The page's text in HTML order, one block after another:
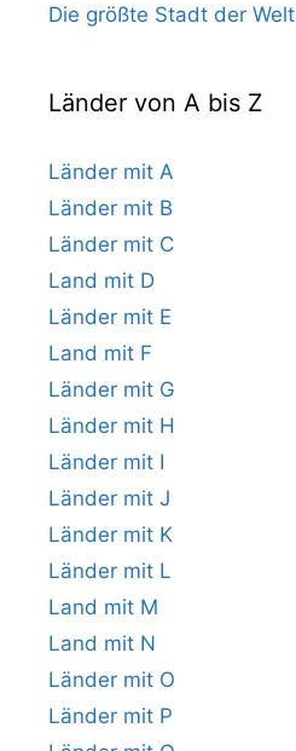
Die größte Stadt der Welt
Länder von A bis Z
Länder mit A
Länder mit B
Länder mit C
Land mit D
Länder mit E
Land mit F
Länder mit G
Länder mit H
Länder mit I
Länder mit J
Länder mit K
Länder mit L
Land mit M
Land mit N
Länder mit O
Länder mit P